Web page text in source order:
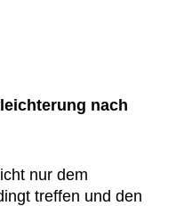
nach
nur dem
treffen und den